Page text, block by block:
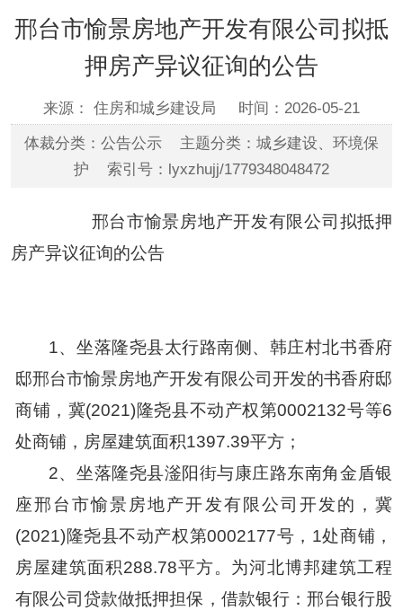
邢台市愉景房地产开发有限公司拟抵
押房产异议征询的公告
来源： 住房和城乡建设局 时间：2026-05-21
体裁分类：公告公示 主题分类：城乡建设、环境保
护 索引号：lyxzhujj/1779348048472
邢台市愉景房地产开发有限公司拟抵押
房产异议征询的公告
1、坐落隆尧县太行路南侧、韩庄村北书香府
邸邢台市愉景房地产开发有限公司开发的书香府邸
商铺， 冀(2021)隆尧县不动产权第0002132号等6
处商铺，房屋建筑面积1397.39平方；
2、坐落隆尧县滏阳街与康庄路东南角金盾银
座邢台市愉景房地产开发有限公司 开发的，冀
(2021)隆尧县不动产权第0002177号， 1处商铺 ，
房屋建筑面积288.78平方。为河北博邦建筑工程
有限公司贷款做抵押担保，借款银行： 邢台银行股